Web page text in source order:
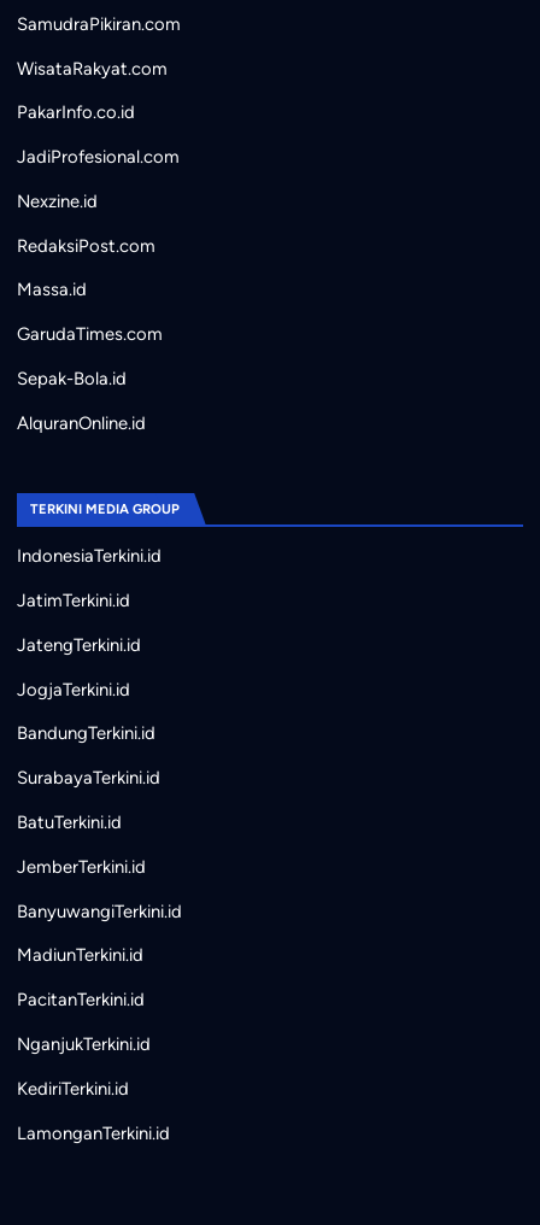
SamudraPikiran.com
WisataRakyat.com
PakarInfo.co.id
JadiProfesional.com
Nexzine.id
RedaksiPost.com
Massa.id
GarudaTimes.com
Sepak-Bola.id
AlquranOnline.id
TERKINI MEDIA GROUP
IndonesiaTerkini.id
JatimTerkini.id
JatengTerkini.id
JogjaTerkini.id
BandungTerkini.id
SurabayaTerkini.id
BatuTerkini.id
JemberTerkini.id
BanyuwangiTerkini.id
MadiunTerkini.id
PacitanTerkini.id
NganjukTerkini.id
KediriTerkini.id
LamonganTerkini.id